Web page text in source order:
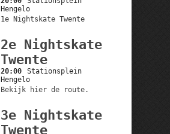
Hengelo
1e Nightskate Twente
2e Nightskate
Twente
20:00
Stationsplein
Hengelo
Bekijk hier de route.
3e Nightskate
Twente